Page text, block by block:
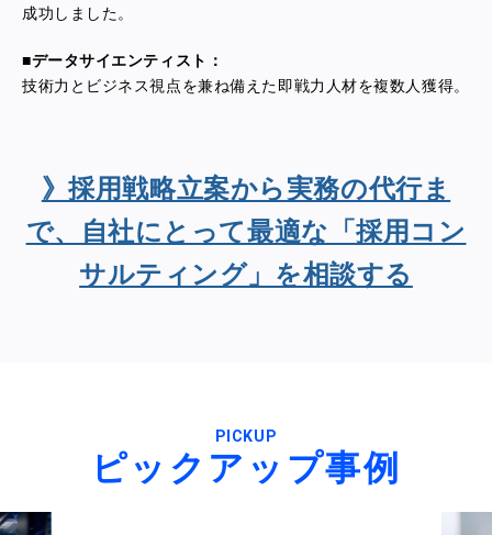
成功しました。
■データサイエンティスト：
技術力とビジネス視点を兼ね備えた即戦力人材を複数人獲得。
》採用戦略立案から実務の代行ま
で、自社にとって最適な「採用コン
サルティング」を相談する
PICKUP
ピックアップ事例